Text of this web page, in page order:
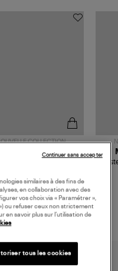
COLLECTION
TORAL
similaires à des fins de
en collaboration avec des
vos choix via « Paramétrer »,
ou refuser ceux non strictement
en savoir plus sur l’utilisation de
tous les cookies
Continuer sans accepter